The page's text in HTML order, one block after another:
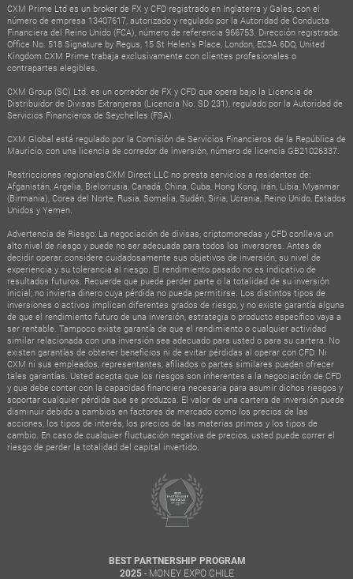
CXM Prime Ltd es un broker de FX y CFD registrado en Inglaterra y Gales, con el
número de empresa 13407617, autorizado y regulado por la Autoridad de Conducta
Financiera del Reino Unido (FCA), número de referencia 966753. Dirección registrada:
Office No. 518 Signature by Regus, 15 St Helen's Place, London, EC3A 6DQ, United
Kingdom.CXM Prime trabaja exclusivamente con clientes profesionales o
contrapartes elegibles.
CXM Group (SC) Ltd. es un corredor de FX y CFD que opera bajo la Licencia de
Distribuidor de Divisas Extranjeras (Licencia No. SD 231), regulado por la Autoridad de
Servicios Financieros de Seychelles (FSA).
CXM Global está regulado por la Comisión de Servicios Financieros de la República de
Mauricio, con una licencia de corredor de inversión, número de licencia GB21026337.
Restricciones regionales:CXM Direct LLC no presta servicios a residentes de:
Afganistán, Argelia, Bielorrusia, Canadá, China, Cuba, Hong Kong, Irán, Libia, Myanmar
(Birmania), Corea del Norte, Rusia, Somalia, Sudán, Siria, Ucrania, Reino Unido, Estados
Unidos y Yemen.
Advertencia de Riesgo: La negociación de divisas, criptomonedas y CFD conlleva un
alto nivel de riesgo y puede no ser adecuada para todos los inversores. Antes de
decidir operar, considere cuidadosamente sus objetivos de inversión, su nivel de
experiencia y su tolerancia al riesgo. El rendimiento pasado no es indicativo de
resultados futuros. Recuerde que puede perder parte o la totalidad de su inversión
inicial; no invierta dinero cuya pérdida no pueda permitirse. Los distintos tipos de
inversiones o activos implican diferentes grados de riesgo, y no existe garantía alguna
de que el rendimiento futuro de una inversión, estrategia o producto específico vaya a
ser rentable. Tampoco existe garantía de que el rendimiento o cualquier actividad
similar relacionada con una inversión sea adecuado para usted o para su cartera. No
existen garantías de obtener beneficios ni de evitar pérdidas al operar con CFD. Ni
CXM ni sus empleados, representantes, afiliados o partes similares pueden ofrecer
tales garantías. Usted acepta que los riesgos son inherentes a la negociación de CFD
y que debe contar con la capacidad financiera necesaria para asumir dichos riesgos y
soportar cualquier pérdida que se produzca. El valor de una cartera de inversión puede
disminuir debido a cambios en factores de mercado como los precios de las
acciones, los tipos de interés, los precios de las materias primas y los tipos de
cambio. En caso de cualquier fluctuación negativa de precios, usted puede correr el
riesgo de perder la totalidad del capital invertido.
BEST PARTNERSHIP PROGRAM
2025 - MONEY EXPO CHILE